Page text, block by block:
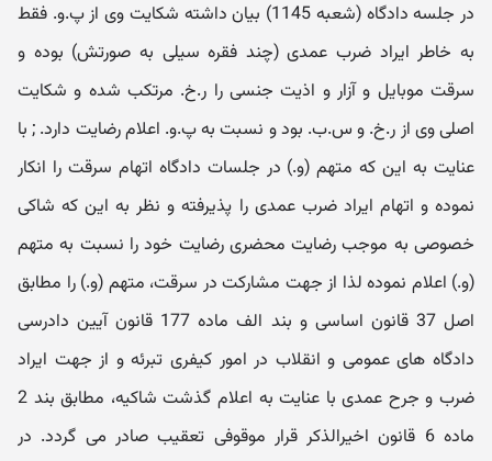
در جلسه دادگاه (شعبه 1145) بیان داشته شکایت وی از پ.و. فقط
به خاطر ایراد ضرب عمدی (چند فقره سیلی به صورتش) بوده و
سرقت موبایل و آزار و اذیت جنسی را ر.خ. مرتکب شده و شکایت
اصلی وی از ر.خ. و س.ب. بود و نسبت به پ.و. اعلام رضایت دارد. ; با
عنایت به این که متهم (و.) در جلسات دادگاه اتهام سرقت را انکار
نموده و اتهام ایراد ضرب عمدی را پذیرفته و نظر به این که شاکی
خصوصی به موجب رضایت محضری رضایت خود را نسبت به متهم
(و.) اعلام نموده لذا از جهت مشارکت در سرقت، متهم (و.) را مطابق
اصل 37 قانون اساسی و بند الف ماده 177 قانون آیین دادرسی
دادگاه های عمومی و انقلاب در امور کیفری تبرئه و از جهت ایراد
ضرب و جرح عمدی با عنایت به اعلام گذشت شاکیه، مطابق بند 2
ماده 6 قانون اخیرالذکر قرار موقوفی تعقیب صادر می گردد. در